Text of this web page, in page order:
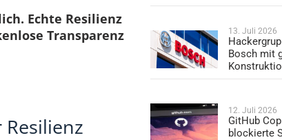
Echte Resilienz
Transparenz
13. Juli 2026
Bosch mit
12. Juli 2026
GitHub
blockierte